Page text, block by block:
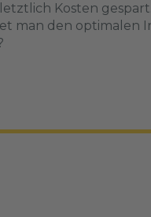
Kosten
man den optimalen